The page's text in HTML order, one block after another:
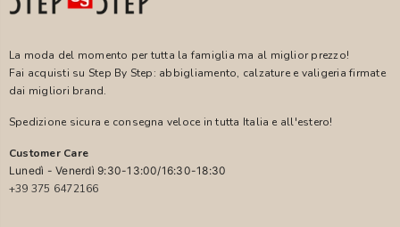
La moda del momento per tutta la famiglia ma al miglior prezzo!
Fai acquisti su Step By Step: abbigliamento, calzature e valigeria firmate
dai migliori brand.
Spedizione sicura e consegna veloce in tutta Italia e all'estero!
Customer Care
Lunedì - Venerdì 9:30-13:00/16:30-18:30
+39 375 6472166